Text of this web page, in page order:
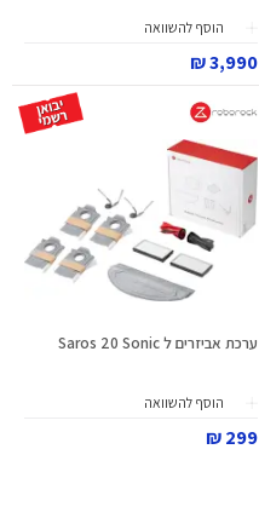
הוסף להשוואה
3,990 ₪
ערכת אביזרים ל Saros 20 Sonic
הוסף להשוואה
299 ₪